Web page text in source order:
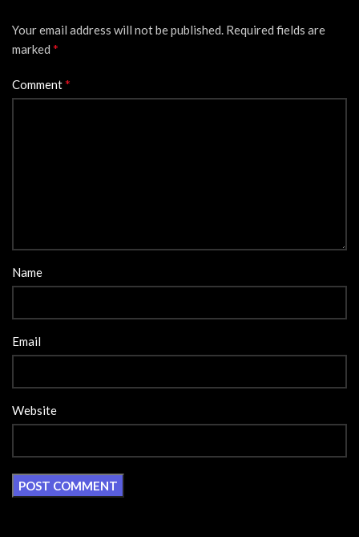
Your email address will not be published. Required fields are
marked *
Comment*
Name
Email
Website